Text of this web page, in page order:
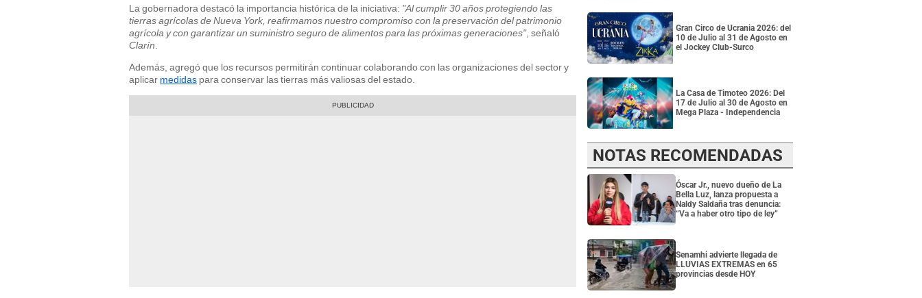
La gobernadora destacó la importancia histórica de la iniciativa: "Al cumplir 30 años protegiendo las
tierras agrícolas de Nueva York, reafirmamos nuestro compromiso con la preservación del patrimonio
agrícola y con garantizar un suministro seguro de alimentos para las próximas generaciones", señaló
Clarín
Además, agregó que los recursos permitirán continuar colaborando con las organizaciones del sector y
aplicar medidas para conservar las tierras más valiosas del estado.
Gran Circo de Ucrania 2026: del
10 de Julio al 31 de Agosto en
el Jockey Club-Surco
La Casa de Timoteo 2026: Del
17 de Julio al 30 de Agosto en
Mega Plaza - Independencia
NOTAS RECOMENDADAS
Óscar Jr., nuevo dueño de La
Bella Luz, lanza propuesta a
Naldy Saldaña tras denuncia:
“Va a haber otro tipo de ley”
Senamhi advierte llegada de
LLUVIAS EXTREMAS en 65
provincias desde HOY